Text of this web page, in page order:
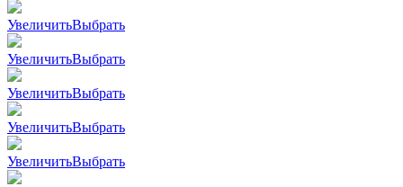
УвеличитьВыбрать
УвеличитьВыбрать
УвеличитьВыбрать
УвеличитьВыбрать
УвеличитьВыбрать